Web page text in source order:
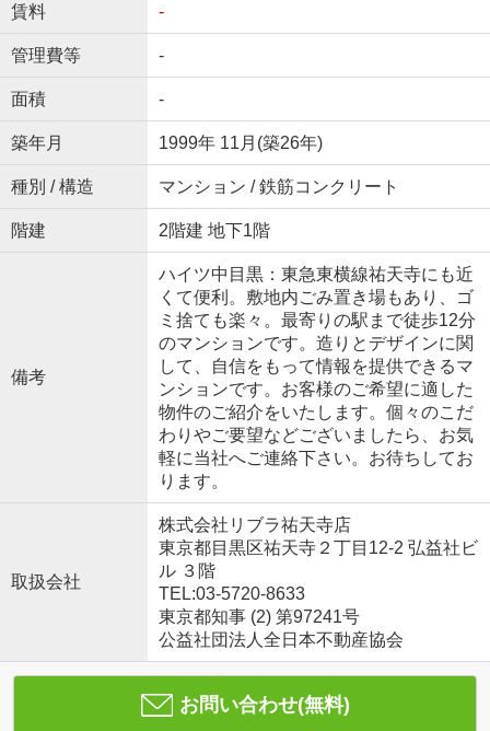
賃料 -
管理費等 -
面積 -
築年月 1999年 11月(築26年)
種別 / 構造 マンション / 鉄筋コンクリート
階建 2階建 地下1階
備考
ハイツ中目黒：東急東横線祐天寺にも近
くて便利。敷地内ごみ置き場もあり、ゴ
ミ捨ても楽々。最寄りの駅まで徒歩12分
のマンションです。造りとデザインに関
して、自信をもって情報を提供できるマ
ンションです。お客様のご希望に適した
物件のご紹介をいたします。個々のこだ
わりやご要望などございましたら、お気
軽に当社へご連絡下さい。お待ちしてお
ります。
取扱会社
株式会社リブラ祐天寺店
東京都目黒区祐天寺２丁目12-2 弘益社ビ
ル ３階
TEL:03-5720-8633
東京都知事 (2) 第97241号
公益社団法人全日本不動産協会
お問い合わせ(無料)